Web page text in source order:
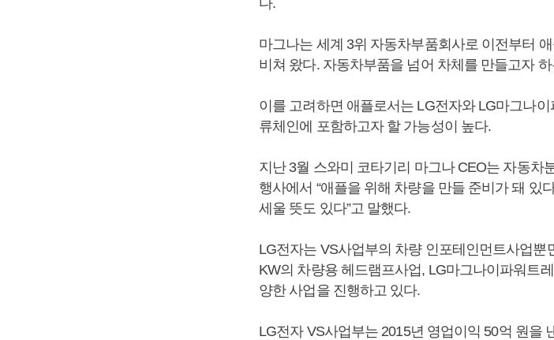
마그나는 세계 3위 자동차부품회사로 이전부터
비쳐 왔다. 자동차부품을 넘어 차체를 만들고자
이를 고려하면 애플로서는 LG전자와 LG마그나
류체인에 포함하고자 할 가능성이 높다.
지난 3월 스와미 코타기리 마그나 CEO는 자동차
행사에서 “애플을 위해 차량을 만들 준비가 돼 있
세울 뜻도 있다”고 말했다.
LG전자는 VS사업부의 차량 인포테인먼트사업
KW의 차량용 헤드램프사업, LG마그나이파워트
양한 사업을 진행하고 있다.
LG전자 VS사업부는 2015년 영업이익 50억 원을